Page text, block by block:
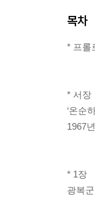
목차
* 프롤
* 서장
‘온순
1967
* 1장
광복